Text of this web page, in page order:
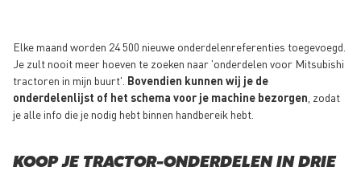
Elke maand worden 24 500 nieuwe onderdelenreferenties toegevoegd.
Je zult nooit meer hoeven te zoeken naar 'onderdelen voor Mitsubishi
tractoren in mijn buurt'. Bovendien kunnen wij je de
onderdelenlijst of het schema voor je machine bezorgen , zodat
je alle info die je nodig hebt binnen handbereik hebt.
KOOP JE TRACTOR-ONDERDELEN IN DRIE